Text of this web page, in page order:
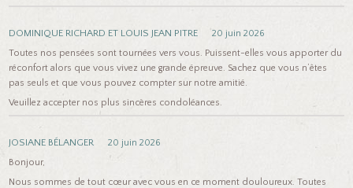
DOMINIQUE RICHARD ET LOUIS JEAN PITRE
20 juin 2026
Toutes nos pensées sont tournées vers vous. Puissent-elles vous apporter du
réconfort alors que vous vivez une grande épreuve. Sachez que vous n’êtes
pas seuls et que vous pouvez compter sur notre amitié.
Veuillez accepter nos plus sincères condoléances.
JOSIANE BÉLANGER
20 juin 2026
Bonjour,
Nous sommes de tout cœur avec vous en ce moment douloureux. Toutes